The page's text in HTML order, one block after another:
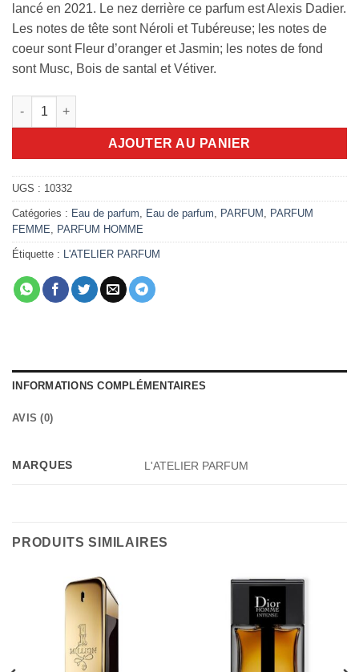
lancé en 2021. Le nez derrière ce parfum est Alexis Dadier.
Les notes de tête sont Néroli et Tubéreuse; les notes de
coeur sont Fleur d’oranger et Jasmin; les notes de fond
sont Musc, Bois de santal et Vétiver.
quantité de opus 1 Arme Blanche L'Atelier parfum 100ml edp
AJOUTER AU PANIER
UGS : 10332
Catégories : Eau de parfum Eau de parfum PARFUM
PARFUM
FEMME
PARFUM HOMME
Étiquette : L'ATELIER PARFUM
INFORMATIONS COMPLÉMENTAIRES
AVIS (0)
MARQUES L'ATELIER PARFUM
PRODUITS SIMILAIRES